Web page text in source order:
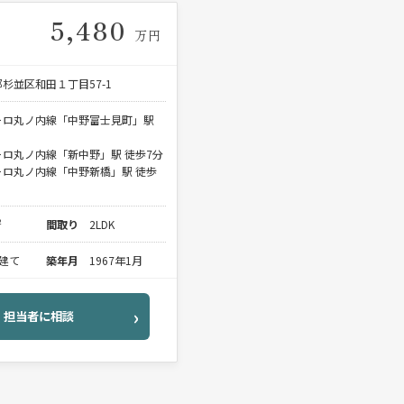
5,480 万円
並区和田１丁目57-1
丸ノ内線「中野富士見町」駅
丸ノ内線「新中野」駅 徒歩7分
丸ノ内線「中野新橋」駅 徒歩
間取り 2LDK
て 築年月 1967年1月
担当者に相談